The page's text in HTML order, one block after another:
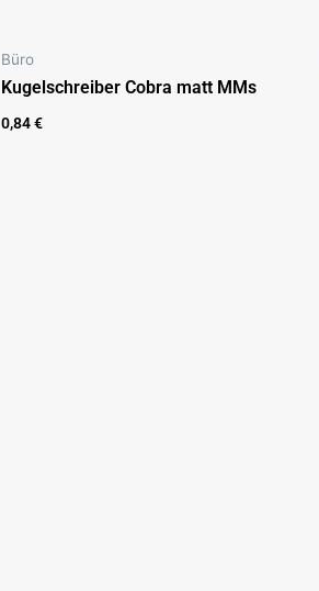
Büro
Kugelschreiber Cobra matt MMs
0,84€